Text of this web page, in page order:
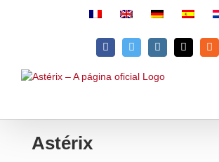
FacebookTwitterInstagramEmailRss
Astérix